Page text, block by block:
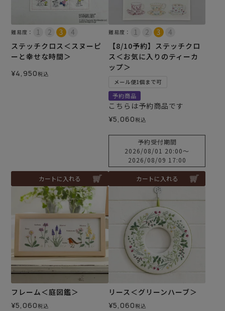
難易度：
ステッチクロス＜スヌーピ
ーと幸せな時間＞
¥4,950税込
カートに入れる
難易度：
【8/10予約】ステッチクロ
ス＜お気に入りのティーカ
ップ＞
メール便1個まで可
予約商品
こちらは予約商品です
¥5,060税込
予約受付期間
2026/08/01 20:00〜
2026/08/09 17:00
カートに入れる
フレーム＜庭図鑑＞
¥5,060税込
リース＜グリーンハーブ＞
¥5,060税込